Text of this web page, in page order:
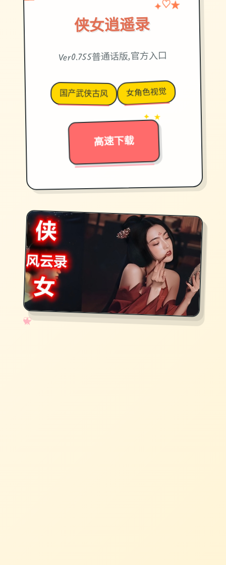
侠女逍遥录
✦ ★
Ver0.755普通话版,官方入口
国产武侠古风 女角色视觉
高速下载
→
✦ ★
✧
♡
★
♥